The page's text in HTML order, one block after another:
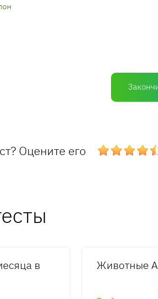
Оцените его
в
Животные